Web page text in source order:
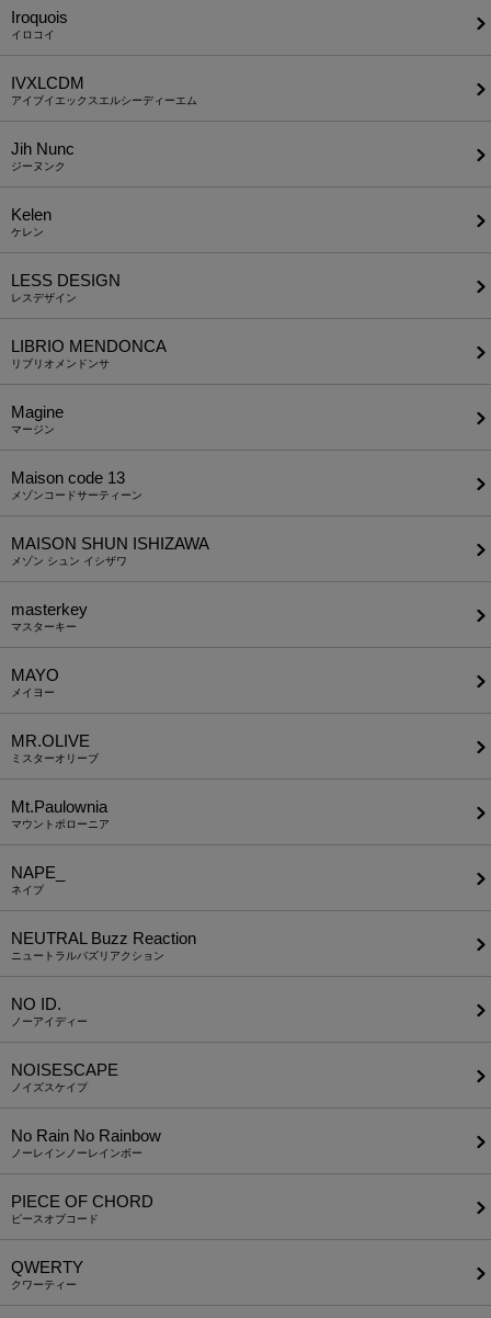
Iroquois
イロコイ
IVXLCDM
アイブイエックスエルシーディーエム
Jih Nunc
ジーヌンク
Kelen
ケレン
LESS DESIGN
レスデザイン
LIBRIO MENDONCA
リブリオメンドンサ
Magine
マージン
Maison code 13
メゾンコードサーティーン
MAISON SHUN ISHIZAWA
メゾン シュン イシザワ
masterkey
マスターキー
MAYO
メイヨー
MR.OLIVE
ミスターオリーブ
Mt.Paulownia
マウントポローニア
NAPE_
ネイプ
NEUTRAL Buzz Reaction
ニュートラルバズリアクション
NO ID.
ノーアイディー
NOISESCAPE
ノイズスケイプ
No Rain No Rainbow
ノーレインノーレインボー
PIECE OF CHORD
ピースオブコード
QWERTY
クワーティー